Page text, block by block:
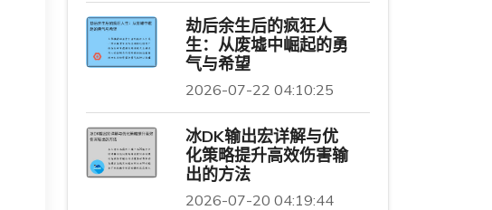
劫后余生后的疯狂人
生：从废墟中崛起的勇
气与希望
2026-07-22 04:10:25
冰DK输出宏详解与优
化策略提升高效伤害输
出的方法
2026-07-20 04:19:44